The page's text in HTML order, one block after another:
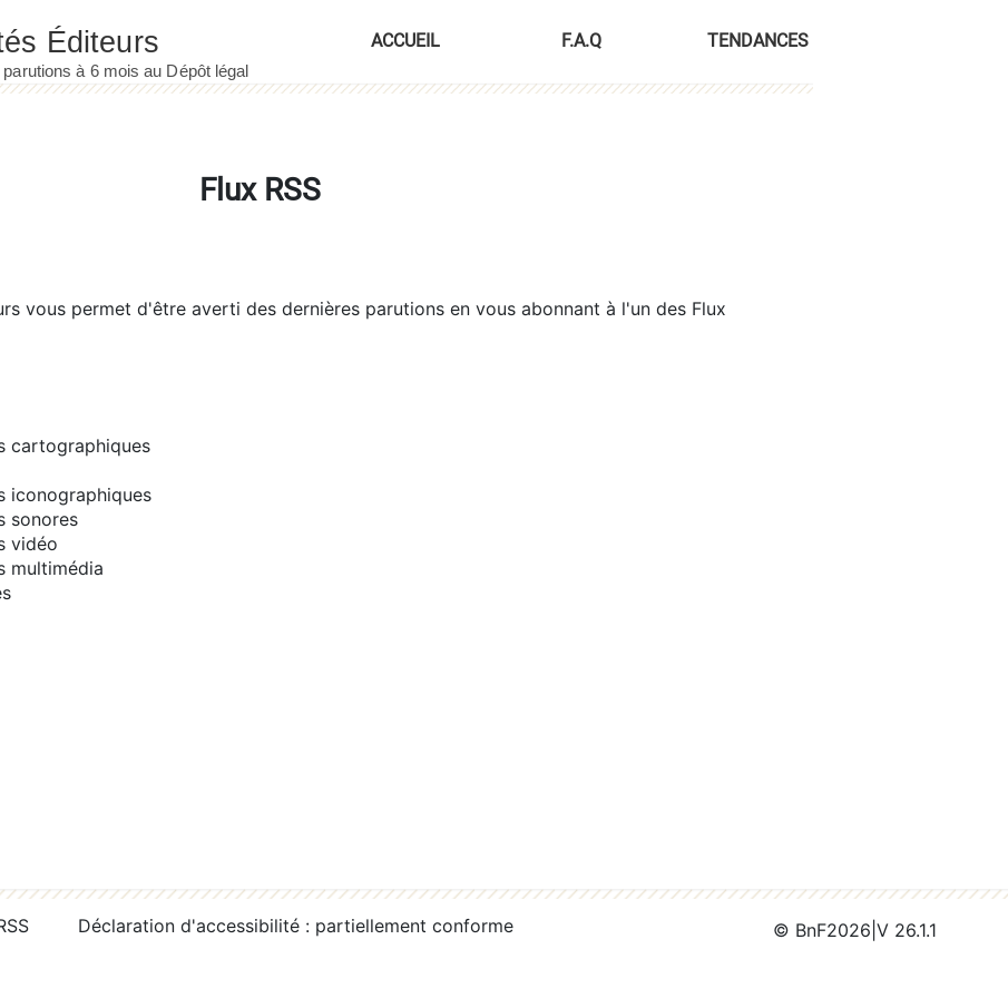
ACCUEIL F.A.Q TENDANCES
Flux RSS
vous permet d'être averti des dernières parutions en vous abonnant à l'un des Flux
cartographiques
iconographiques
sonores
vidéo
multimédia
Déclaration d'accessibilité : partiellement conforme © BnF2026 V 26.1.1